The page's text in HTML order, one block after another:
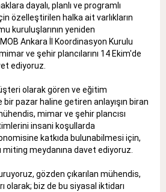
dayalı, planlı ve programlı
özelleştirilen halka ait varlıkların
kuruluşlarının yeniden
Ankara İl Koordinasyon Kurulu
ve şehir plancılarını 14 Ekim'de
ediyoruz.
olarak gören ve eğitim
pazar haline getiren anlayışın biran
mimar ve şehir plancısı
insani koşullarda
katkıda bulunabilmesi için,
miting meydanına davet ediyoruz.
gözden çıkarılan mühendis,
olarak; biz de bu siyasal iktidarı